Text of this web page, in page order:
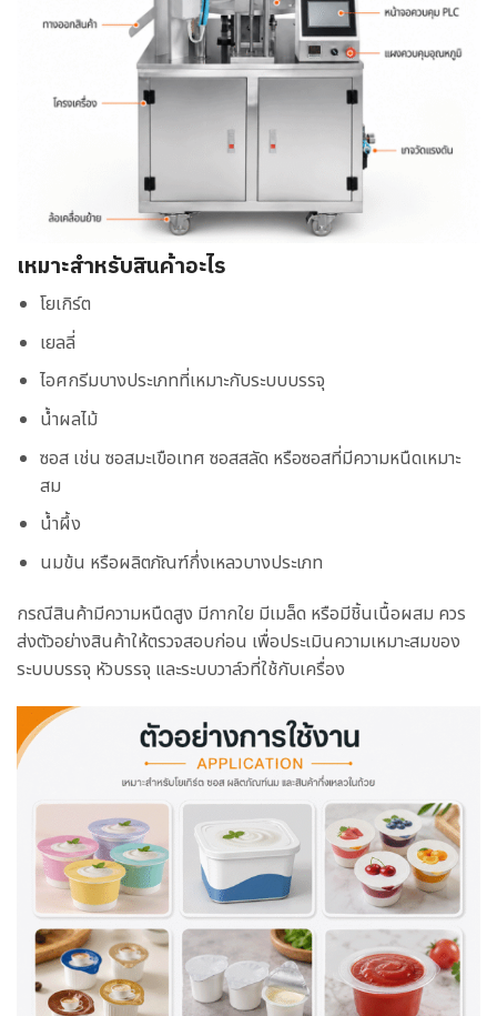
เหมาะสำหรับสินค้าอะไร
โยเกิร์ต
เยลลี่
ไอศกรีมบางประเภทที่เหมาะกับระบบบรรจุ
น้ำผลไม้
ซอส เช่น ซอสมะเขือเทศ ซอสสลัด หรือซอสที่มีความหนืดเหมาะ
สม
น้ำผึ้ง
นมข้น หรือผลิตภัณฑ์กึ่งเหลวบางประเภท
กรณีสินค้ามีความหนืดสูง มีกากใย มีเมล็ด หรือมีชิ้นเนื้อผสม ควร
ส่งตัวอย่างสินค้าให้ตรวจสอบก่อน เพื่อประเมินความเหมาะสมของ
ระบบบรรจุ หัวบรรจุ และระบบวาล์วที่ใช้กับเครื่อง